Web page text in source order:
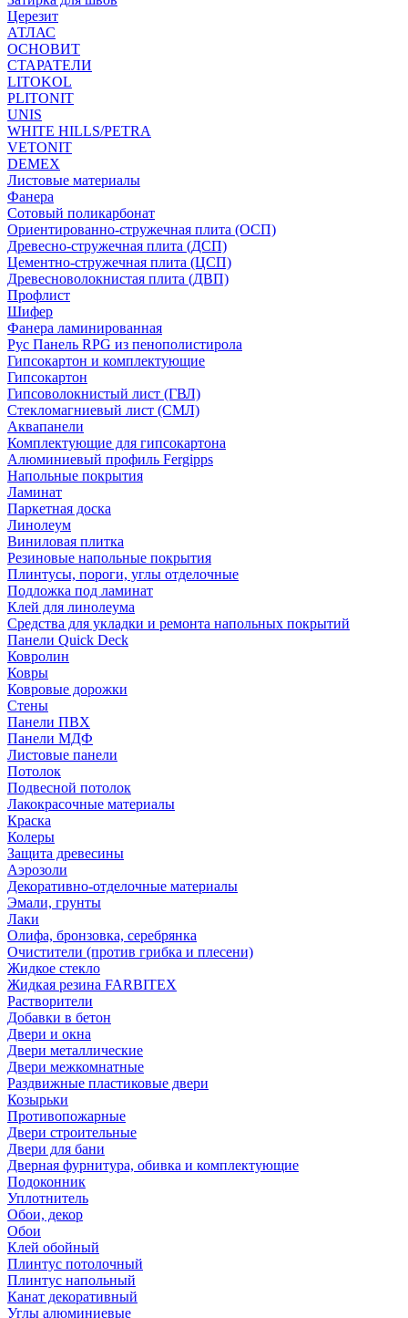
Церезит
АТЛАС
ОСНОВИТ
СТАРАТЕЛИ
LITOKOL
PLITONIT
UNIS
WHITE HILLS/PETRA
VETONIT
DEMEX
Листовые материалы
Фанера
Сотовый поликарбонат
Ориентированно-стружечная плита (ОСП)
Древесно-стружечная плита (ДСП)
Цементно-стружечная плита (ЦСП)
Древесноволокнистая плита (ДВП)
Профлист
Шифер
Фанера ламинированная
Рус Панель RPG из пенополистирола
Гипсокартон и комплектующие
Гипсокартон
Гипсоволокнистый лист (ГВЛ)
Стекломагниевый лист (СМЛ)
Аквапанели
Комплектующие для гипсокартона
Алюминиевый профиль Fergipps
Напольные покрытия
Ламинат
Паркетная доска
Линолеум
Виниловая плитка
Резиновые напольные покрытия
Плинтусы, пороги, углы отделочные
Подложка под ламинат
Клей для линолеума
Средства для укладки и ремонта напольных покрытий
Панели Quick Deck
Ковролин
Ковры
Ковровые дорожки
Стены
Панели ПВХ
Панели МДФ
Листовые панели
Потолок
Подвесной потолок
Лакокрасочные материалы
Краска
Колеры
Защита древесины
Аэрозоли
Декоративно-отделочные материалы
Эмали, грунты
Лаки
Олифа, бронзовка, серебрянка
Очистители (против грибка и плесени)
Жидкое стекло
Жидкая резина FARBITEX
Растворители
Добавки в бетон
Двери и окна
Двери металлические
Двери межкомнатные
Раздвижные пластиковые двери
Козырьки
Противопожарные
Двери строительные
Двери для бани
Дверная фурнитура, обивка и комплектующие
Подоконник
Уплотнитель
Обои, декор
Обои
Клей обойный
Плинтус потолочный
Плинтус напольный
Канат декоративный
Углы алюминиевые